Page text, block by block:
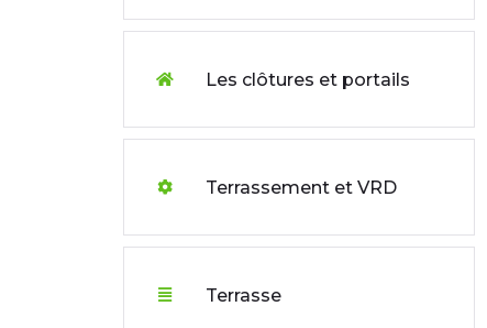
Les clôtures et portails
Terrassement et VRD
Terrasse